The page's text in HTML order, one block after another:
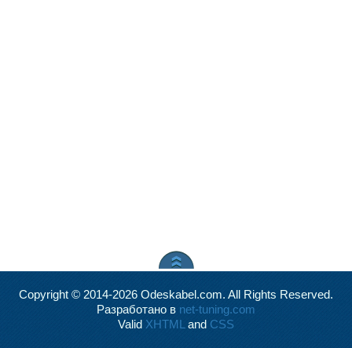
Copyright © 2014-2026 Odeskabel.com. All Rights Reserved.
Разработано в net-tuning.com
Valid XHTML and CSS